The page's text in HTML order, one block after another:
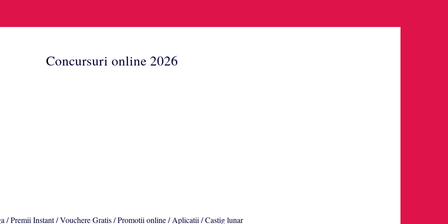
Concursuri online 2026
/ Premii Instant / Vouchere Gratis / Promotii online / Aplicatii / Castig lunar